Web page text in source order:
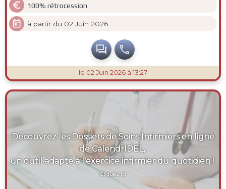
 100% rétrocession
 à partir du 02 Juin 2026
 
le 02 Juin 2026 à 13:27
Découvrez les Dossiers de Soins Infirmiers en ligne
de CalendrIDEL,
un outil adapté à l'exercice infirmier du quotidien !
Cliquez ici